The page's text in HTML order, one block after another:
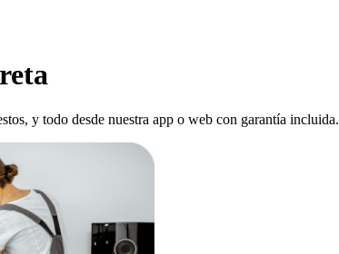
y todo desde nuestra app o web con garantía incluida.